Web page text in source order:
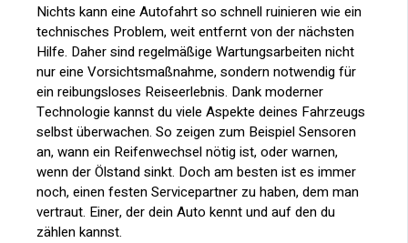
Nichts kann eine Autofahrt so schnell ruinieren wie ein
technisches Problem, weit entfernt von der nächsten
Hilfe. Daher sind regelmäßige Wartungsarbeiten nicht
nur eine Vorsichtsmaßnahme, sondern notwendig für
ein reibungsloses Reiseerlebnis. Dank moderner
Technologie kannst du viele Aspekte deines Fahrzeugs
selbst überwachen. So zeigen zum Beispiel Sensoren
an, wann ein Reifenwechsel nötig ist, oder warnen,
wenn der Ölstand sinkt. Doch am besten ist es immer
noch, einen festen Servicepartner zu haben, dem man
vertraut. Einer, der dein Auto kennt und auf den du
zählen kannst.